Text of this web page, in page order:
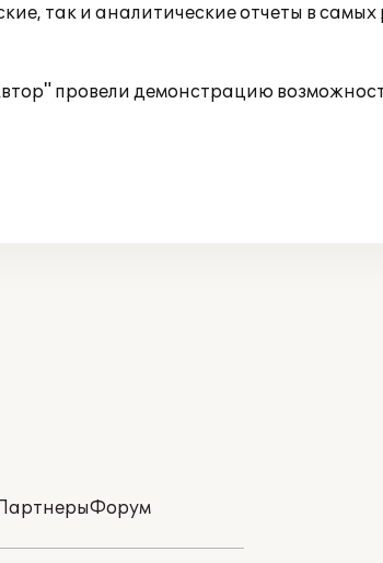
так и аналитические отчеты в
провели демонстрацию
Форум